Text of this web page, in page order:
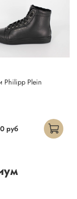
Philipp Plein
руб